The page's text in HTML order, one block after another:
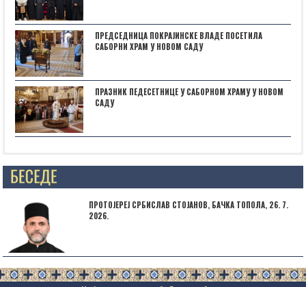
ПРЕДСЕДНИЦА ПОКРАЈИНСКЕ ВЛАДЕ ПОСЕТИЛА
САБОРНИ ХРАМ У НОВОМ САДУ
ПРАЗНИК ПЕДЕСЕТНИЦЕ У САБОРНОМ ХРАМУ У НОВОМ
САДУ
Posts not found
ПРОТОЈЕРЕЈ СРБИСЛАВ СТОЈАНОВ, БАЧКА ТОПОЛА, 26. 7.
2026.